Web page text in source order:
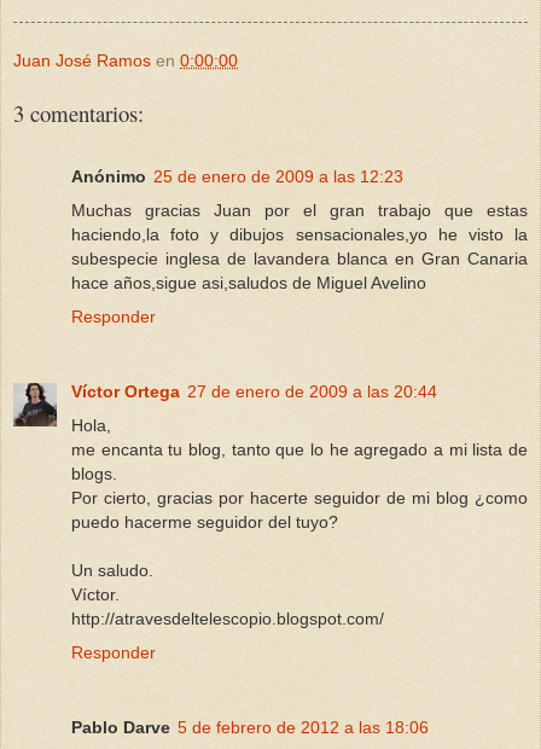
Juan José Ramos en 0:00:00
3 comentarios:
Anónimo 25 de enero de 2009 a las 12:23
Muchas gracias Juan por el gran trabajo que estas
haciendo,la foto y dibujos sensacionales,yo he visto la
subespecie inglesa de lavandera blanca en Gran Canaria
hace años,sigue asi,saludos de Miguel Avelino
Responder
Víctor Ortega 27 de enero de 2009 a las 20:44
Hola,
me encanta tu blog, tanto que lo he agregado a mi lista de
blogs.
Por cierto, gracias por hacerte seguidor de mi blog ¿como
puedo hacerme seguidor del tuyo?
Un saludo.
Víctor.
http://atravesdeltelescopio.blogspot.com/
Responder
Pablo Darve 5 de febrero de 2012 a las 18:06